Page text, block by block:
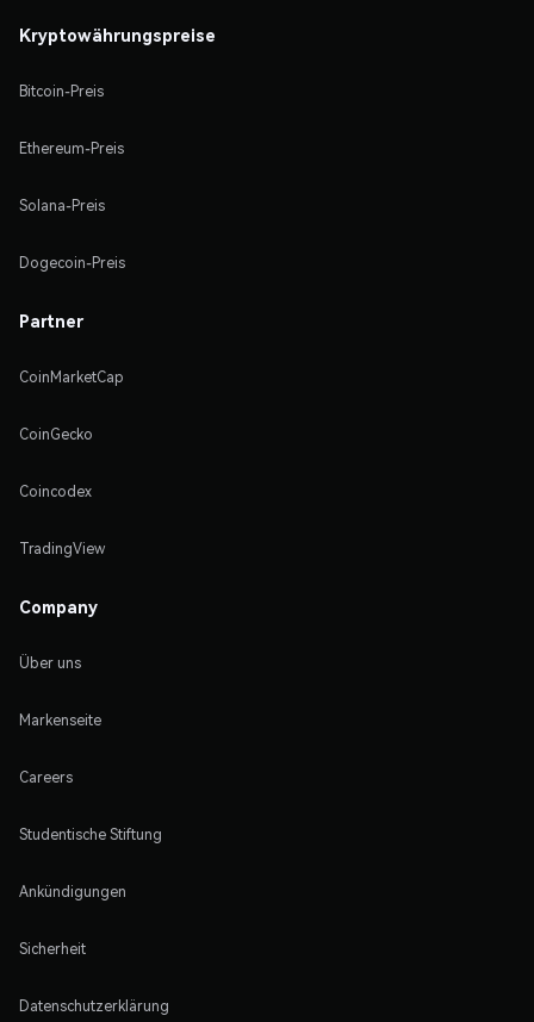
Kryptowährungspreise
Bitcoin-Preis
Ethereum-Preis
Solana-Preis
Dogecoin-Preis
Partner
CoinMarketCap
CoinGecko
Coincodex
TradingView
Company
Über uns
Markenseite
Careers
Studentische Stiftung
Ankündigungen
Sicherheit
Datenschutzerklärung